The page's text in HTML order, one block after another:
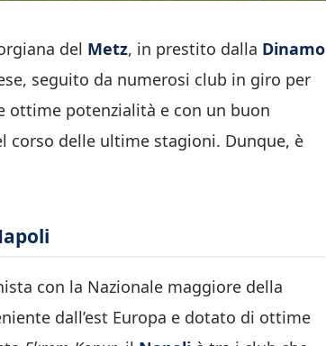
del Metz, in prestito dalla Dinamo
seguito da numerosi club in giro per
ottime potenzialità e con un buon
corso delle ultime stagioni. Dunque, è
con la Nazionale maggiore della
dall’est Europa e dotato di ottime